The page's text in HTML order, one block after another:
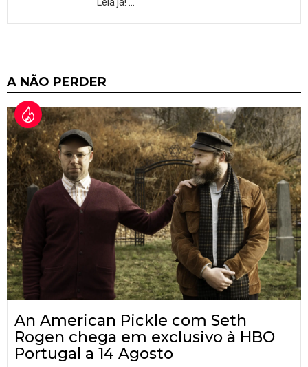
A NÃO PERDER
An American Pickle com Seth
Rogen chega em exclusivo à HBO
Portugal a 14 Agosto